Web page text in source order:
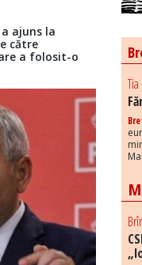
ajuns la
către
a folosit-o
Tia